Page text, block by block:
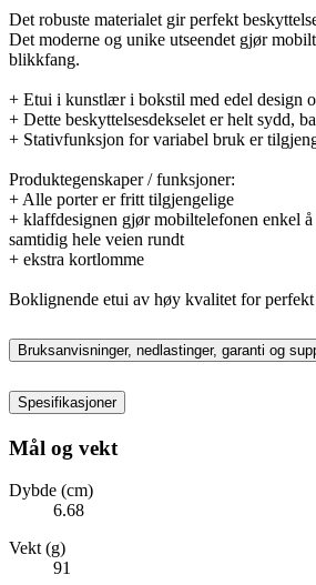
Det robuste materialet gir perfekt
Det moderne og unike utseendet gjør
blikkfang.
+ Etui i kunstlær i bokstil med edel design
+ Dette beskyttelsesdekselet er helt sydd,
+ Stativfunksjon for variabel bruk er
Produktegenskaper / funksjoner:
+ Alle porter er fritt tilgjengelige
+ klaffdesignen gjør mobiltelefonen enkel
samtidig hele veien rundt
+ ekstra kortlomme
Boklignende etui av høy kvalitet for perfekt
Bruksanvisninger, nedlastinger, garanti og
Spesifikasjoner
Mål og vekt
Dybde (cm)
6.68
Vekt (g)
91